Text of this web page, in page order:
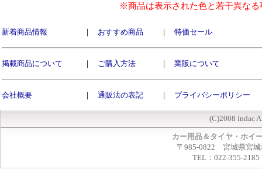
※商品は表示された色と若干異な
新着商品情報 ｜ おすすめ商品 ｜ 特価セール
掲載商品について ｜ ご購入方法 ｜ 業販について
会社概要 ｜ 通販法の表記 ｜ プライバシーポリシー
(C)2008 indac
カー用品＆タイヤ・ホイ
〒985-0822 宮城県宮城
TEL：022-355-